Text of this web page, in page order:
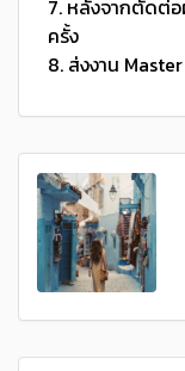
7. หลังจากตัดต่
ครั้ง
8. ส่งงาน